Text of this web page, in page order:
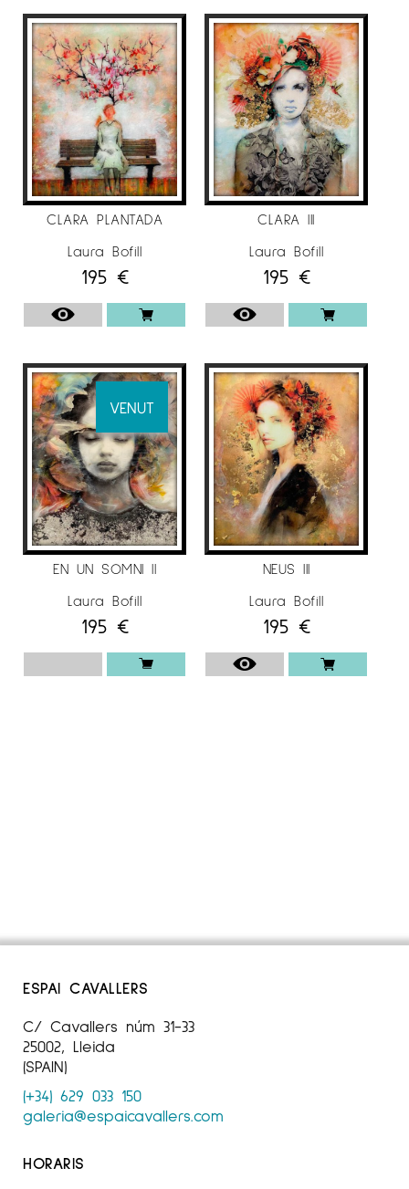
CLARA PLANTADA
Laura Bofill
195 €
VENUT
EN UN SOMNI II
Laura Bofill
195 €
CLARA III
Laura Bofill
195 €
NEUS III
Laura Bofill
195 €
ESPAI CAVALLERS
C/ Cavallers núm 31-33
25002, Lleida
(SPAIN)
(+34) 629 033 150
galeria@espaicavallers.com
HORARIS